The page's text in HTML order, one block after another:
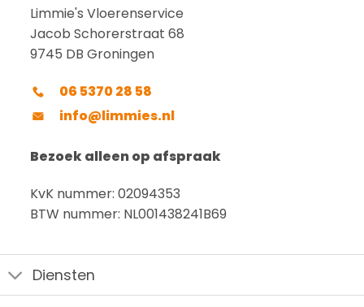
Limmie's Vloerenservice
Jacob Schorerstraat 68
9745 DB Groningen
06 5370 28 58
info@limmies.nl
Bezoek alleen op afspraak
KvK nummer: 02094353
BTW nummer: NL001438241B69
Diensten